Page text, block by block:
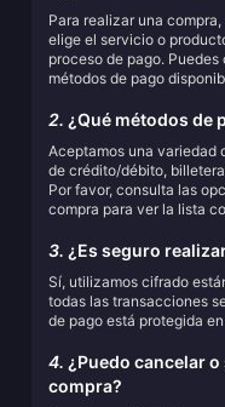
Para realizar una
elige el servicio o
proceso de pago.
métodos de pago
2. ¿Qué métodos de
Aceptamos una variedad
de crédito/débito,
Por favor, consulta las
compra para ver la lista
3. ¿Es seguro
Sí, utilizamos cifrado
todas las transacciones
de pago está protegida
4. ¿Puedo cancelar
compra?